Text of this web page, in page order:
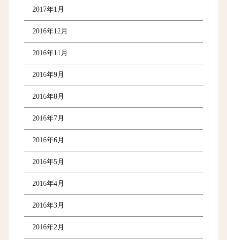
2017年1月
2016年12月
2016年11月
2016年9月
2016年8月
2016年7月
2016年6月
2016年5月
2016年4月
2016年3月
2016年2月